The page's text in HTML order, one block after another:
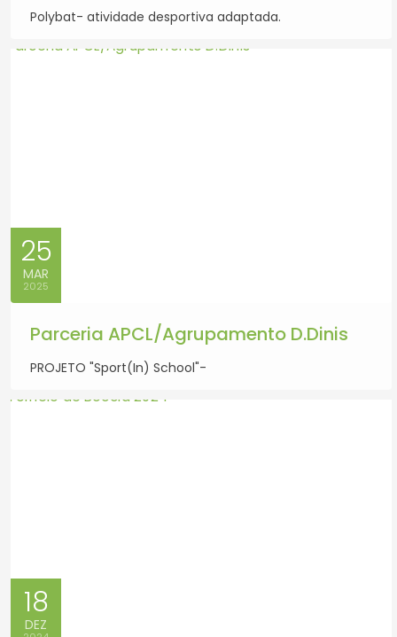
Polybat- atividade desportiva adaptada.
25
MAR
2025
Parceria APCL/Agrupamento D.Dinis
PROJETO "Sport(In) School"-
18
DEZ